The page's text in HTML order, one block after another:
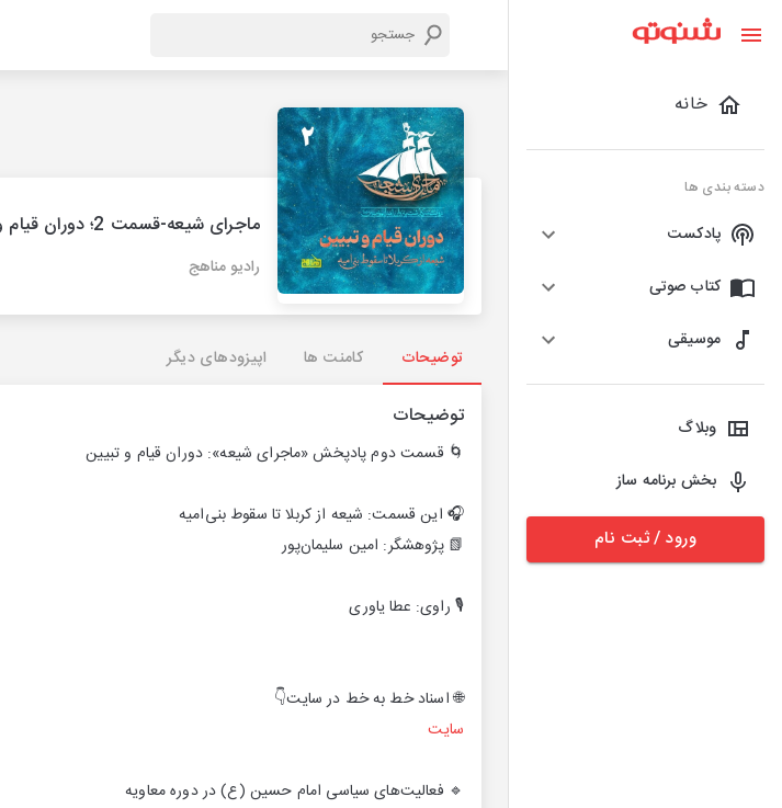
خانه
دسته بندی ها
پادکست
کتاب صوتی
موسیقی
وبلاگ
بخش برنامه ساز
ورود / ثبت نام
ماجرای شیعه-قسمت 2؛ دوران قیام و تبیین: از کربلا تا سقوط بنی امیه
رادیو مناهج
توضیحات کامنت ها اپیزودهای دیگر
توضیحات
🌀 قسمت دوم پادپخش «ماجرای شیعه»: دوران قیام و تبیین
🎧 این قسمت: شیعه از ‌کربلا تا سقوط بنی‌امیه
📗 پژوهشگر: امین سلیمان‌پور
🎙 راوی: عطا یاوری
🌐 اسناد خط به خط در سایت👇
سایت
🔹 فعالیت‌های سیاسی امام حسین (ع) در دوره معاویه